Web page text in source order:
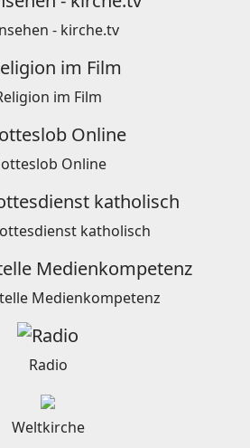
- kirche.tv
im Film
Online
katholisch
Medienkompetenz
Radio
Weltkirche